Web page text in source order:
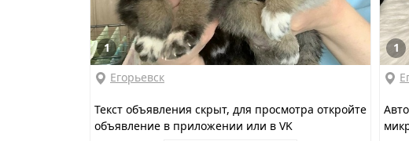
1
Егорьевск
Текст объявления скрыт, для просмотра откройте
объявление в приложении или в VK
1